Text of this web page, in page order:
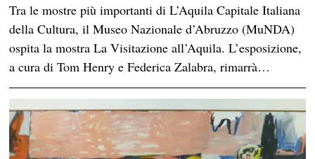
Tra le mostre più importanti di L’Aquila Capitale Italiana
della Cultura, il Museo Nazionale d’Abruzzo (MuNDA)
ospita la mostra La Visitazione all’Aquila. L’esposizione,
a cura di Tom Henry e Federica Zalabra, rimarrà…